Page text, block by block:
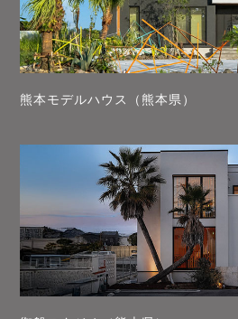
熊本モデルハウス（熊本県）